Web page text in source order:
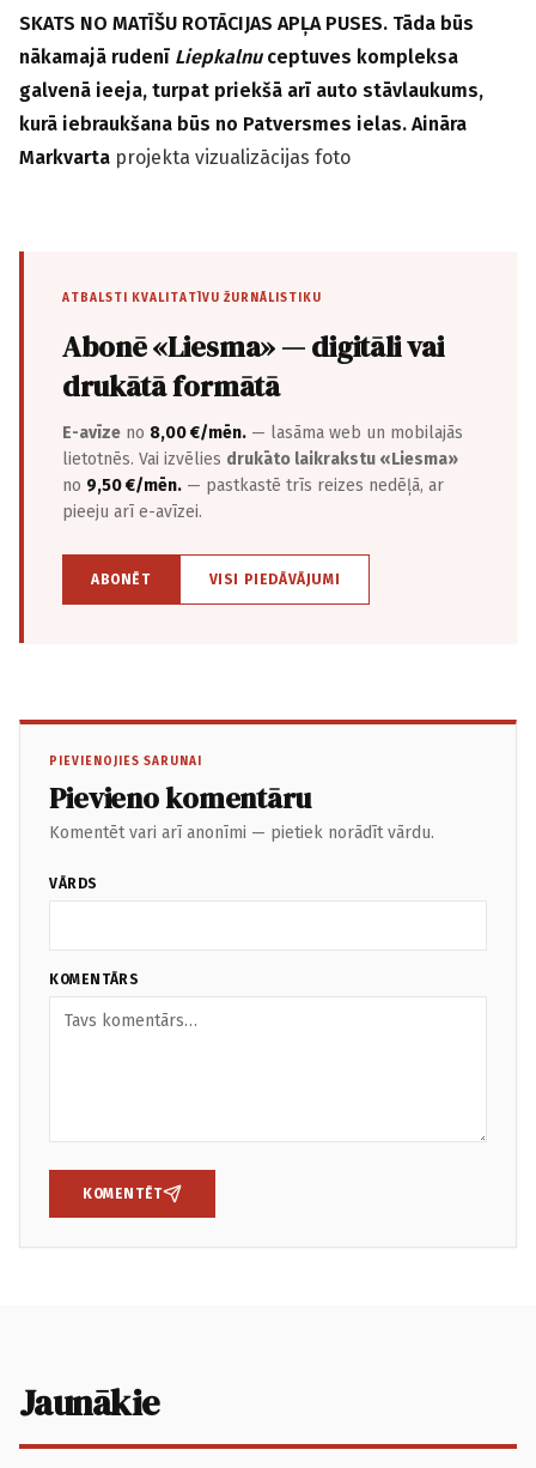
SKATS NO MATĪŠU ROTĀCIJAS APĻA PUSES. Tāda būs
nākamajā rudenī Liepkalnuceptuves kompleksa
galvenā ieeja, turpat priekšā arī auto stāvlaukums,
kurā iebraukšana būs no Patversmes ielas. Aināra
Markvarta projekta vizualizācijas foto
ATBALSTI KVALITATĪVU ŽURNĀLISTIKU
Abonē «Liesma» — digitāli vai
drukātā formātā
E-avīze no 8,00 €/mēn. — lasāma web un mobilajās
lietotnēs. Vai izvēlies drukāto laikrakstu «Liesma»
no 9,50 €/mēn. — pastkastē trīs reizes nedēļā, ar
pieeju arī e-avīzei.
ABONĒT VISI PIEDĀVĀJUMI
PIEVIENOJIES SARUNAI
Pievieno komentāru
Komentēt vari arī anonīmi — pietiek norādīt vārdu.
VĀRDS
KOMENTĀRS
KOMENTĒT
Jaunākie